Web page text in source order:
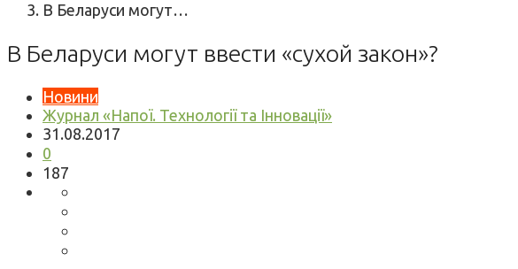
В Беларуси могут…
В Беларуси могут ввести «сухой закон»?
Новини
Журнал «Напої. Технології та Інновації»
31.08.2017
0
187